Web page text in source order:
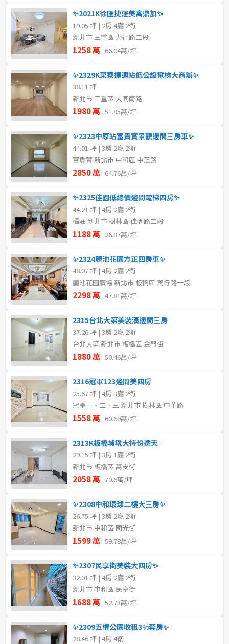
✨2021K徐匯捷運美寓鼎加✨
19.05 坪 | 2房 4廳 2衛
新北市 三重區 力行路二段
1258 萬 66.04萬/坪
✨2329K菜寮捷運站低公設電梯大商辦✨
38.11 坪
新北市 三重區 大同南路
1980 萬 51.95萬/坪
✨2323中原站富貴賞景觀邊間三房車✨
44.01 坪 | 3房 2廳 2衛
富貴賞 新北市 中和區 中正路
2850 萬 64.76萬/坪
✨2325佳園低總價邊間電梯四房✨
44.21 坪 | 4房 2廳 2衛
橘莊 新北市 樹林區 佳園路二段
1188 萬 26.87萬/坪
✨2324麗池花園方正四房車✨
48.07 坪 | 4房 2廳 2衛
麗池花園廣場 新北市 板橋區 篤行路一段
2298 萬 47.81萬/坪
2315台北大第美裝潢邊間三房
37.26 坪 | 3房 2廳 2衛
台北大第 新北市 板橋區 金門街
1880 萬 50.46萬/坪
2316冠軍123邊間美四房
25.67 坪 | 4房 3廳 2衛
冠軍一、二、三 新北市 樹林區 中華路
1558 萬 60.69萬/坪
2313K板橋埔墘大持份透天
29.15 坪 | 3房 1廳 2衛
新北市 板橋區 萬安街
2058 萬 70.6萬/坪
✨2308中和環球二樓大三房✨
26.75 坪 | 3房 2廳 2衛
新北市 中和區 國光街
1599 萬 59.78萬/坪
✨2307民享街美裝大四房✨
32.01 坪 | 4房 2廳 2衛
新北市 中和區 民享街
1688 萬 52.73萬/坪
✨2309五權公園收租3%套房✨
28.46 坪 | 4房 4衛